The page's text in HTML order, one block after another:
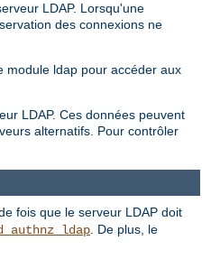
LDAP. Lorsqu'une
des connexions ne
module ldap pour accéder aux
LDAP. Ces données peuvent
alternatifs. Pour contrôler
fois que le serveur LDAP doit
. De plus, le